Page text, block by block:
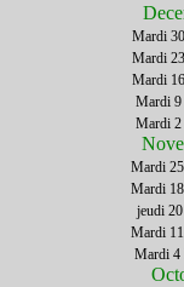
Mardi
Mardi
Mardi
Mardi 9
Mardi 2
Mardi
Mardi
jeudi
Mardi
Mardi 4